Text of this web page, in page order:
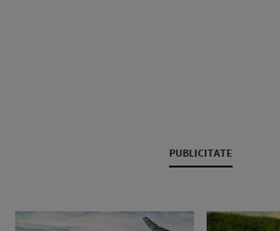
PUBLICITATE